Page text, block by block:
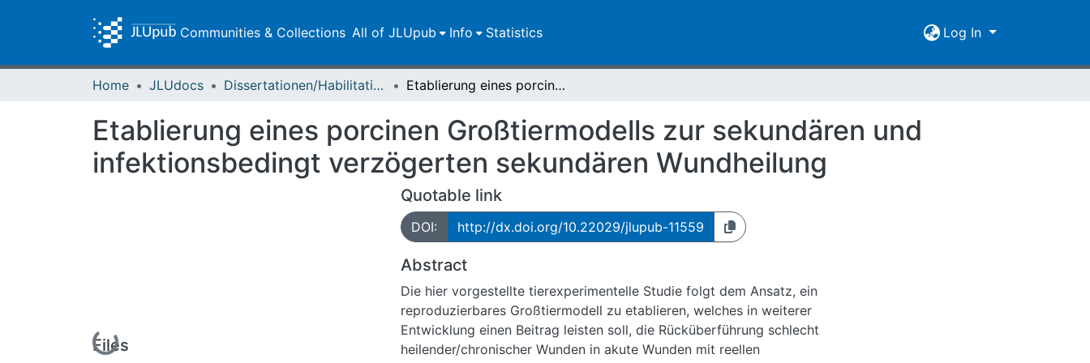
Communities & Collections All of JLUpub Info Statistics Log In
Home JLUdocs Dissertationen/Habilitationen Etablierung eines porcinen Großtiermodells zur sekundären und infektionsbedingt verzögerten sekundären Wundheilung
Etablierung eines porcinen Großtiermodells zur sekundären und
infektionsbedingt verzögerten sekundären Wundheilung
Loading...
Files
Quotable link
DOI: http://dx.doi.org/10.22029/jlupub-11559
Abstract
Die hier vorgestellte tierexperimentelle Studie folgt dem Ansatz, ein
reproduzierbares Großtiermodell zu etablieren, welches in weiterer
Entwicklung einen Beitrag leisten soll, die Rücküberführung schlecht
heilender/chronischer Wunden in akute Wunden mit reellen